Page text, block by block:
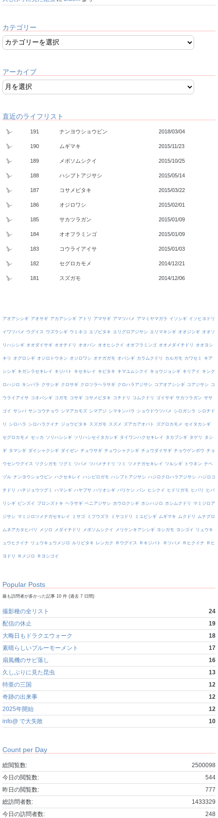
カテゴリー
アーカイブ
直近のライフリスト
191 ナンヨウショウビン 2018/03/04
190 ムギマキ 2015/11/23
189 メボソムシクイ 2015/10/25
188 ハシブトアジサシ 2015/05/14
187 コサメビタキ 2015/03/22
186 オジロワシ 2015/02/01
185 サカツラガン 2015/01/09
184 オオフラミンゴ 2015/01/09
183 コウライアイサ 2015/01/03
182 セグロカモメ 2014/12/21
181 スズガモ 2014/12/06
アオアシシギ アオサギ アカアシシギ アトリ アマサギ アマツバメ アマミヤマガラ イソシギ イソヒヨドリ
イワツバメ ウグイス ウズラシギ ウミネコ エゾビタキ エリグロアジサシ エリマキシギ オオジシギ オオソ
リハシシギ オオダイサギ オオチドリ オオバン オオヒシクイ オオフラミンゴ オオメダイチドリ オオヨシ
キリ オグロシギ オジロトウネン オジロワシ オナガガモ オバシギ カラムクドリ カルガモ カワセミ キア
シシギ キガシラセキレイ キジバト キセキレイ キビタキ キマユムシクイ キョウジョシギ キリアイ キンク
ロハジロ キンパラ クサシギ クロサギ クロツラヘラサギ クロハラアジサシ コアオアシシギ コアジサシ コ
ウライアイサ コオバシギ コガモ コサギ コサメビタキ コチドリ コムクドリ ゴイサギ サカツラガン ササ
ゴイ サシバ サンコウチョウ シマアカモズ シマアジ シマキンパラ ショウドウツバメ シロガシラ シロチド
リ シロハラ シロハラクイナ ジョウビタキ スズガモ スズメ ズアカアオバト ズグロカモメ セイタカシギ
セグロカモメ セッカ ソリハシシギ ソリハシセイタカシギ タイワンハクセキレイ タカブシギ タゲリ タシ
ギ タマシギ ダイシャクシギ ダイゼン チュウサギ チュウシャクシギ チュウダイサギ チョウゲンボウ チョ
ウセンウグイス ツクシガモ ツグミ ツバメ ツバメチドリ ツミ ツメナガセキレイ ツルシギ トウネン ナベ
ヅル ナンヨウショウビン ハクセキレイ ハシビロガモ ハシブトアジサシ ハジロクロハラアジサシ ハジロコ
チドリ ハチジョウツグミ ハマシギ ハヤブサ ハリオシギ バリケン バン ヒシクイ ヒドリガモ ヒバリ ヒバ
リシギ ビンズイ ブロンズトキ ヘラサギ ベニアジサシ ホウロクシギ ホシハジロ ホシムクドリ マミジロア
ジサシ マミジロツメナガセキレイ ミサゴ ミフウズラ ミヤコドリ ミユビシギ ムギマキ ムクドリ ムナグロ
ムネアカタヒバリ メジロ メダイチドリ メボソムシクイ メリケンキアシシギ ヨシガモ ヨシゴイ リュウキ
ュウヒクイナ リュウキュウメジロ ルリビタキ レンカク Ｒウグイス Ｒキジバト Ｒツバメ Ｒヒクイナ Ｒヒ
ヨドリ Ｒメジロ Ｒヨシゴイ
Popular Posts
最も訪問者が多かった記事 10 件 (過去 7 日間)
撮影種の全リスト
24
配信の休止
19
大晦日もドラクエウォーク
18
素晴らしいブルーモーメント
17
扇風機のサビ落し
16
久しぶりに見た昆虫
13
特亜の三国
12
奇跡の出来事
12
2025年開始
12
info@ で大失敗
10
Count per Day
2500098
総閲覧数:
544
今日の閲覧数:
777
昨日の閲覧数:
1433329
総訪問者数:
248
今日の訪問者数: